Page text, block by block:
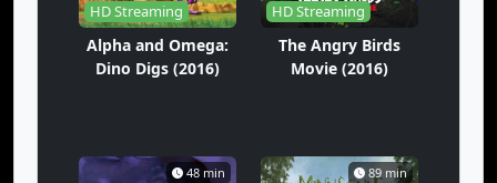
HD Streaming
Alpha and Omega:
Dino Digs (2016)
HD Streaming
The Angry Birds
Movie (2016)
48 min 89 min